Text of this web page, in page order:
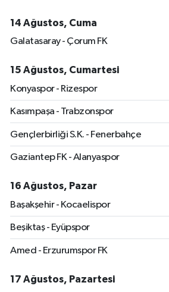
14 Ağustos, Cuma
Galatasaray - Çorum FK
15 Ağustos, Cumartesi
Konyaspor - Rizespor
Kasımpaşa - Trabzonspor
Gençlerbirliği S.K. - Fenerbahçe
Gaziantep FK - Alanyaspor
16 Ağustos, Pazar
Başakşehir - Kocaelispor
Beşiktaş - Eyüpspor
Amed - Erzurumspor FK
17 Ağustos, Pazartesi